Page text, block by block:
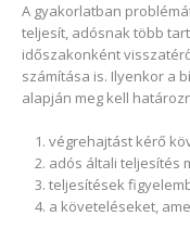
A gyakorlatban
teljesít, adósnak több
időszakonként
számítása is. Ilyenkor a
alapján meg kell
végrehajtást kérő
adós általi teljesítés
teljesítések
a követeléseket,